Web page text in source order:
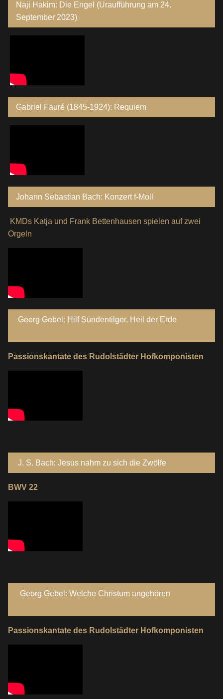
Naji Hakim: Die Engel (Uraufführung am 24.
September 2023)
Gabriel Fauré (1845-1924): Requiem
Johann Sebastian Bach: Konzert f-Moll
KMDs Katja und Frank Bettenhausen spielen auf zwei
Orgeln
Georg Gebel: Hilf Sündentilger, Heil der Erde
Passionskantate des Rudolstädter Hofkomponisten
J. S. Bach: Jesus nahm zu sich die Zwölfe
BWV 22
Georg Gebel: Welche Christum angehören
Passionskantate des Rudolstädter Hofkomponisten